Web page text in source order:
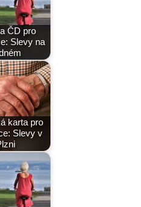
ČD pro
Slevy na
karta pro
Slevy v